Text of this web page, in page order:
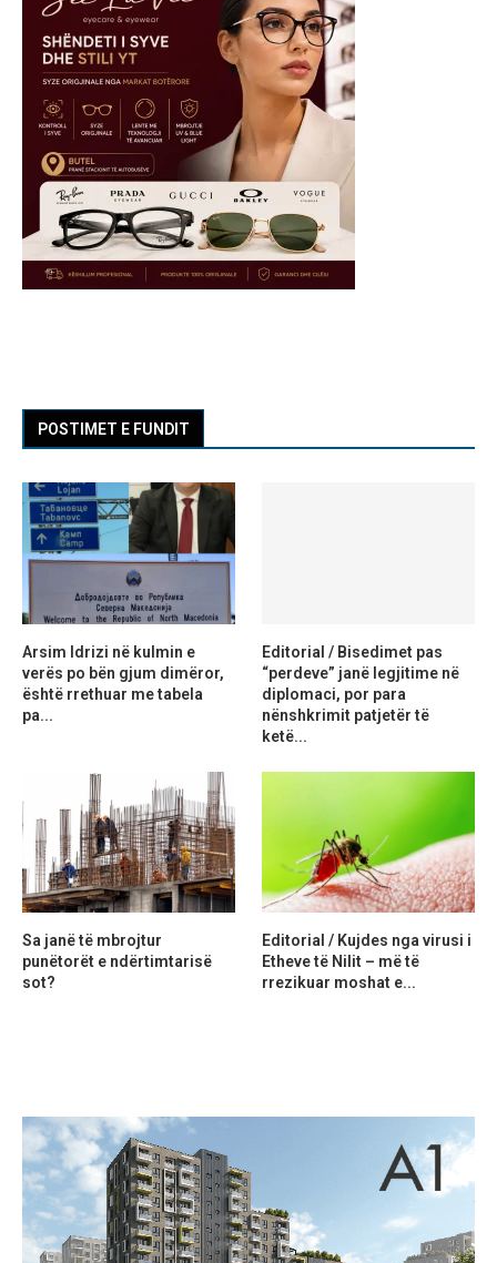
POSTIMET E FUNDIT
Arsim Idrizi në kulmin e
verës po bën gjum dimëror,
është rrethuar me tabela
pa...
Editorial / Bisedimet pas
“perdeve” janë legjitime në
diplomaci, por para
nënshkrimit patjetër të
ketë...
Sa janë të mbrojtur
punëtorët e ndërtimtarisë
sot?
Editorial / Kujdes nga virusi i
Etheve të Nilit – më të
rrezikuar moshat e...